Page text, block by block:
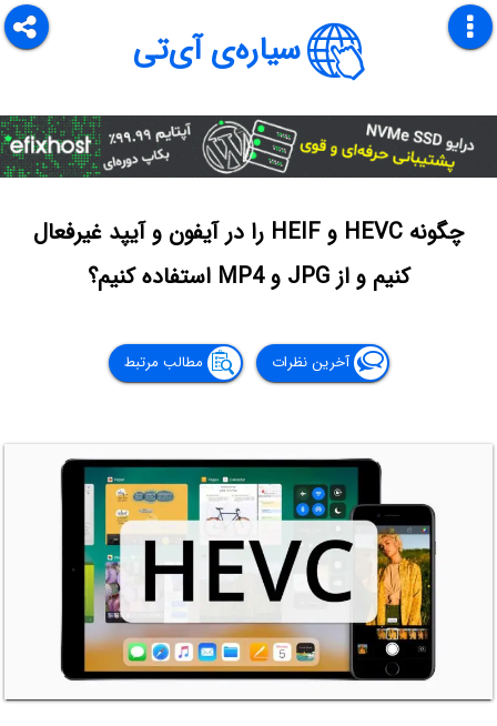
سیاره‌ی آی‌تی
چگونه HEVC و HEIF‌ را در آیفون و آیپد غیرفعال
کنیم و از JPG‌ و MP4 استفاده کنیم؟
آخرین نظرات مطالب مرتبط